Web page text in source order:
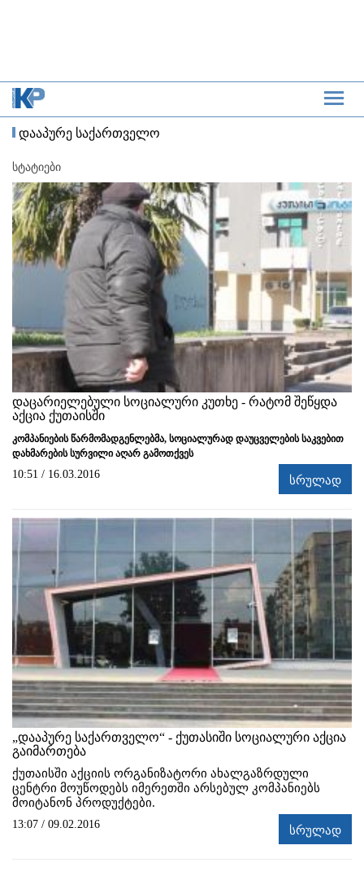
დააპურე საქართველო
სტატიები
დაცარიელებული სოციალური კუთხე - რატომ შეწყდა
აქცია ქუთაისში
კომპანიების წარმომადგენლებმა, სოციალურად დაუცველების საკვებით
დახმარების სურვილი აღარ გამოთქვეს
10:51 / 16.03.2016 სრულად
„დააპურე საქართველო“ - ქუთასიში სოციალური აქცია
გაიმართება
ქუთაისში აქციის ორგანიზატორი ახალგაზრდული
ცენტრი მოუწოდებს იმერეთში არსებულ კომპანიებს
მოიტანონ პროდუქტები.
13:07 / 09.02.2016 სრულად